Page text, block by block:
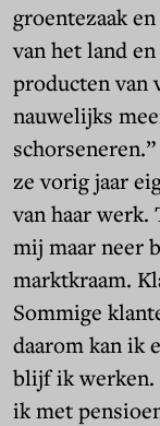
groentezaak
van het land
producten van
nauwelijks
ze vorig jaar
van haar werk.
mij maar neer
marktkraam.
Sommige
daarom kan ik
blijf ik werken.
ik met